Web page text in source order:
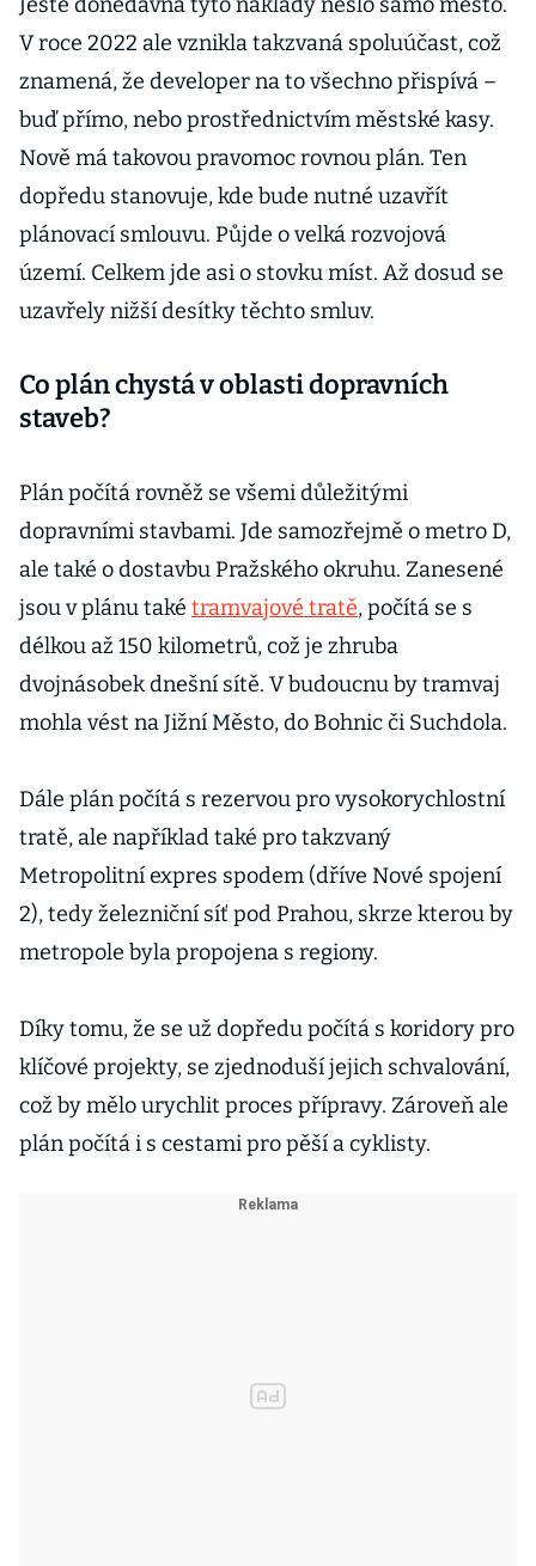
V roce 2022 ale vznikla takzvaná spoluúčast, což
znamená, že developer na to všechno přispívá –
buď přímo, nebo prostřednictvím městské kasy.
Nově má takovou pravomoc rovnou plán. Ten
dopředu stanovuje, kde bude nutné uzavřít
plánovací smlouvu. Půjde o velká rozvojová
území. Celkem jde asi o stovku míst. Až dosud se
uzavřely nižší desítky těchto smluv.
Co plán chystá v oblasti dopravních
staveb?
Plán počítá rovněž se všemi důležitými
dopravními stavbami. Jde samozřejmě o metro D,
ale také o dostavbu Pražského okruhu. Zanesené
jsou v plánu také tramvajové tratě, počítá se s
délkou až 150 kilometrů, což je zhruba
dvojnásobek dnešní sítě. V budoucnu by tramvaj
mohla vést na Jižní Město, do Bohnic či Suchdola.
Dále plán počítá s rezervou pro vysokorychlostní
tratě, ale například také pro takzvaný
Metropolitní expres spodem (dříve Nové spojení
2), tedy železniční síť pod Prahou, skrze kterou by
metropole byla propojena s regiony.
Díky tomu, že se už dopředu počítá s koridory pro
klíčové projekty, se zjednoduší jejich schvalování,
což by mělo urychlit proces přípravy. Zároveň ale
plán počítá i s cestami pro pěší a cyklisty.